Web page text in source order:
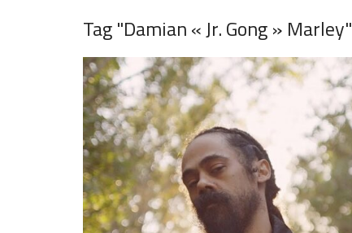
Tag "Damian « Jr. Gong » Marley"